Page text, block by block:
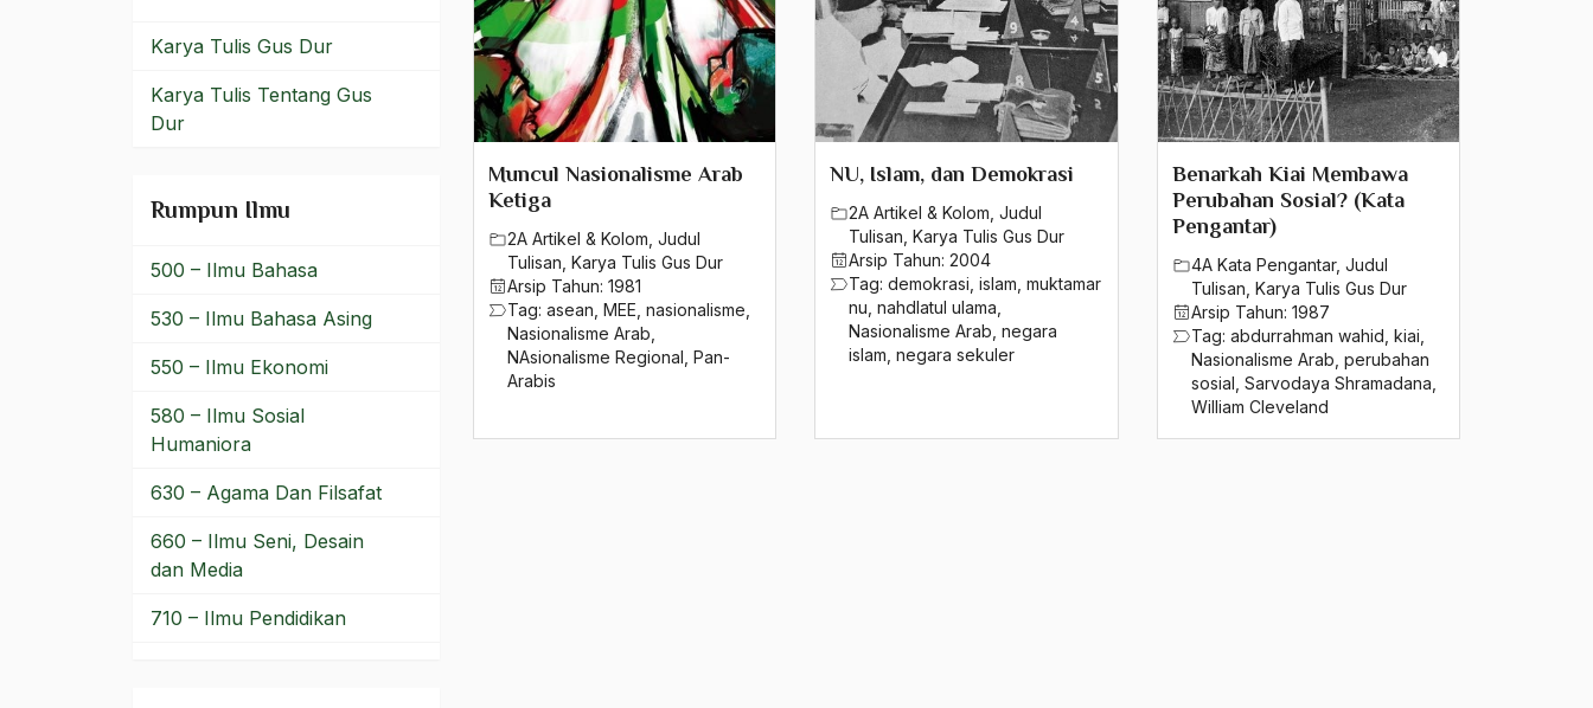
Muncul Nasionalisme Arab
Ketiga
2A Artikel & Kolom Judul
Tulisan Karya Tulis Gus Dur
Arsip Tahun: 1981
Tag: asean MEE nasionalisme
Nasionalisme Arab
NAsionalisme Regional Pan-
Arabis
NU, Islam, dan Demokrasi
2A Artikel & Kolom ,Judul
Tulisan ,Karya Tulis Gus Dur
Arsip Tahun:2004
Tag:demokrasi ,islam ,muktamar
nu ,nahdlatul ulama
Nasionalisme Arab ,negara
islam ,negara sekuler
Benarkah Kiai Membawa
Perubahan Sosial? (Kata
Pengantar)
4A Kata Pengantar, Judul
Tulisan Karya Tulis Gus Dur
Arsip Tahun: 1987
Tag: abdurrahman wahid kiai
Nasionalisme Arab perubahan
sosial Sarvodaya Shramadana
William Cleveland
Karya Tulis Gus Dur
Karya Tulis Tentang Gus
Dur
Rumpun Ilmu
500 – Ilmu Bahasa
530 – Ilmu Bahasa Asing
550 – Ilmu Ekonomi
580 – Ilmu Sosial
Humaniora
630 – Agama Dan Filsafat
660 – Ilmu Seni, Desain
dan Media
710 – Ilmu Pendidikan
Mustafa
Mustofa Bisri
Musyawarah Hukum
Musyawarah Kerja
Nasional ke-5
Nabi Muhammad SAW
NAD
nahdlatul ulama
Nahdliyin
Nance Garner
Darussalam